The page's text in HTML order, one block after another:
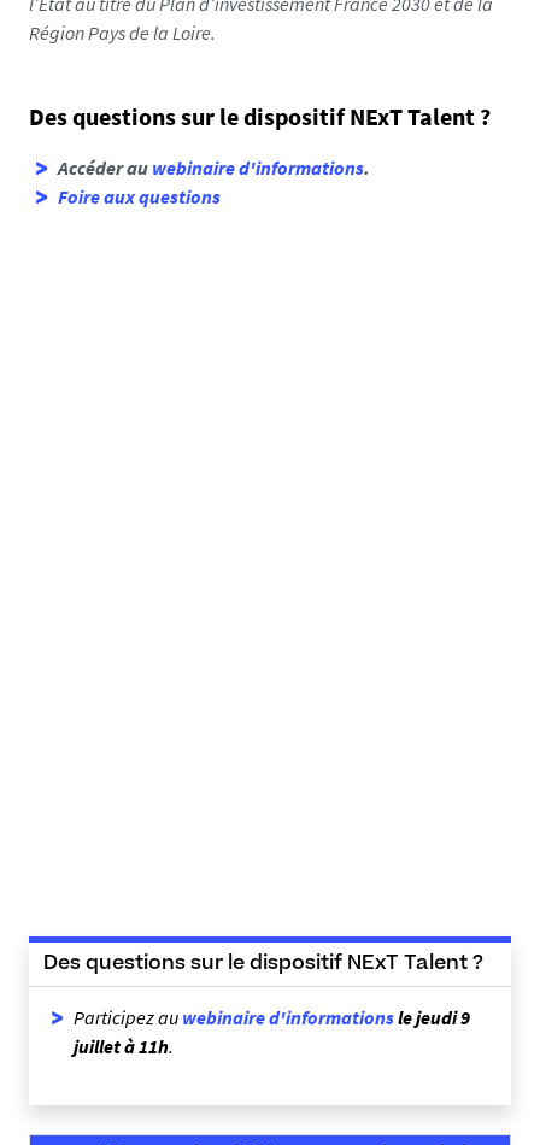
0
7
2
Région Pays de la Loire.
Des questions sur le dispositif NExT Talent ?
Accéder au webinaire d'informations.
Foire aux questions
Des questions sur le dispositif NExT Talent ?
Participez au webinaire d'informationsle jeudi 9
juillet à 11h.